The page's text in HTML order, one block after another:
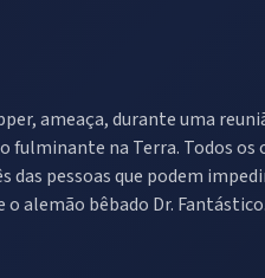
ameaça, durante uma
fulminante na Terra. Todos
pessoas que podem
alemão bêbado Dr. Fantástico.